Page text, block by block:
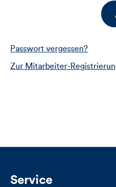
Passwort vergessen?
Zur Mitarbeiter-
Service